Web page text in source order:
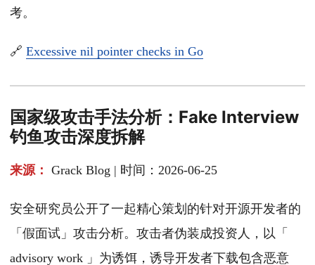
考。
🔗 Excessive nil pointer checks in Go
国家级攻击手法分析：Fake Interview
钓鱼攻击深度拆解
来源： Grack Blog | 时间：2026-06-25
安全研究员公开了一起精心策划的针对开源开发者的
「假面试」攻击分析。攻击者伪装成投资人，以「
advisory work 」为诱饵，诱导开发者下载包含恶意